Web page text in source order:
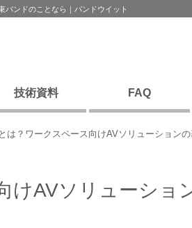
バンドのことなら｜パンドウイット
技術資料 FAQ
は？ワークスペース向けAVソリューション
けAVソリューショ